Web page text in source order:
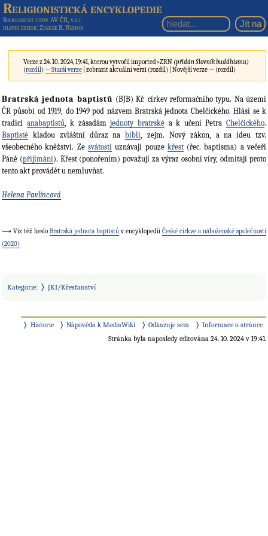
Religionistická encyklopedie
Sociologický ústav AV ČR, v.v.i.
hlavní editor: Zdeněk R. Nešpor
Verze z 24. 10. 2024, 19:41, kterou vytvořilimported>ZRN (přidán Slovník buddhismu)
(rozdíl) ← Starší verze | zobrazit aktuální verzi (rozdíl) | Novější verze → (rozdíl)
Bratrská jednota baptistů (BJB) Kř. církev reformačního typu. Na území
ČR působí od 1919, do 1949 pod názvem Bratrská jednota Chelčického. Hlásí se k
tradici anabaptistů, k zásadámjednoty bratrské a k učení PetraChelčického.
Baptisté kladou zvláštní důraz nabibli, zejm. Nový zákon, a na ideu tzv.
všeobecného kněžství. Ze svátostíuznávají pouze křest(řec. baptisma) a večeři
Páně (přijímání). Křest (ponořením) považují za výraz osobní víry, odmítají proto
tento akt provádět u nemluvňat.
Helena Pavlincová
Viz též heslo Bratrská jednota baptistův encyklopedii České církve a náboženské společnosti
(2020)
Kategorie: JKI/Křesťanství
Historie Nápověda k MediaWiki Odkazuje sem
Informace o stránce
Stránka byla naposledy editována 24. 10. 2024 v 19:41.